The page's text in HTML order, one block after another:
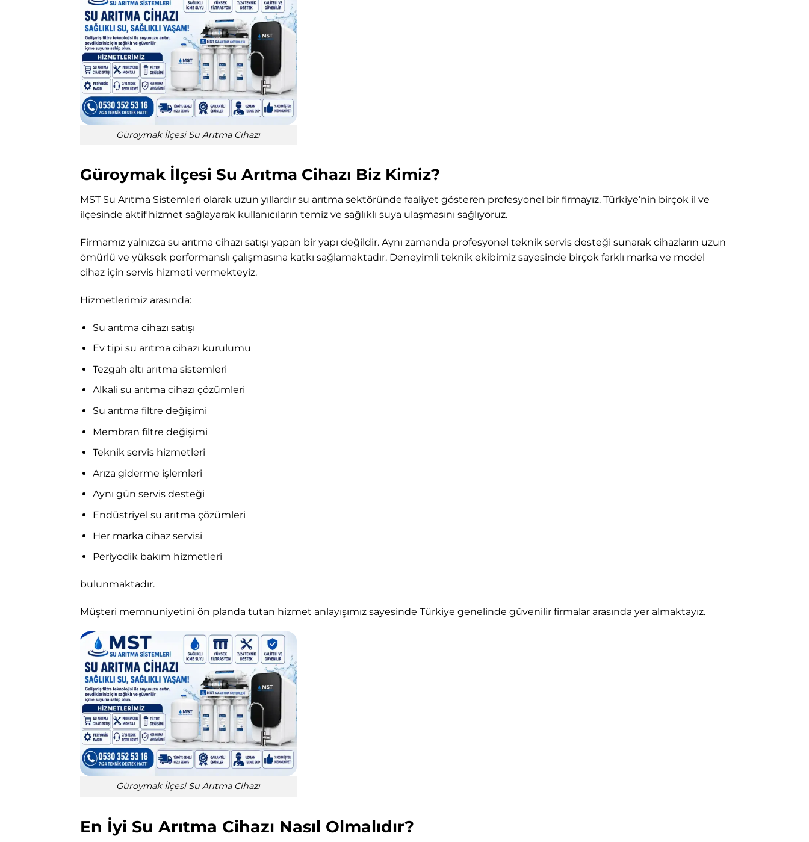
Güroymak İlçesi Su Arıtma Cihazı
Güroymak İlçesi Su Arıtma Cihazı Biz Kimiz?
MST Su Arıtma Sistemleri olarak uzun yıllardır su arıtma sektöründe faaliyet gösteren profesyonel bir firmayız. Türkiye’nin birçok il ve
ilçesinde aktif hizmet sağlayarak kullanıcıların temiz ve sağlıklı suya ulaşmasını sağlıyoruz.
Firmamız yalnızca su arıtma cihazı satışı yapan bir yapı değildir. Aynı zamanda profesyonel teknik servis desteği sunarak cihazların uzun
ömürlü ve yüksek performanslı çalışmasına katkı sağlamaktadır. Deneyimli teknik ekibimiz sayesinde birçok farklı marka ve model
cihaz için servis hizmeti vermekteyiz.
Hizmetlerimiz arasında:
Su arıtma cihazı satışı
Ev tipi su arıtma cihazı kurulumu
Tezgah altı arıtma sistemleri
Alkali su arıtma cihazı çözümleri
Su arıtma filtre değişimi
Membran filtre değişimi
Teknik servis hizmetleri
Arıza giderme işlemleri
Aynı gün servis desteği
Endüstriyel su arıtma çözümleri
Her marka cihaz servisi
Periyodik bakım hizmetleri
bulunmaktadır.
Müşteri memnuniyetini ön planda tutan hizmet anlayışımız sayesinde Türkiye genelinde güvenilir firmalar arasında yer almaktayız.
Güroymak İlçesi Su Arıtma Cihazı
En İyi Su Arıtma Cihazı Nasıl Olmalıdır?